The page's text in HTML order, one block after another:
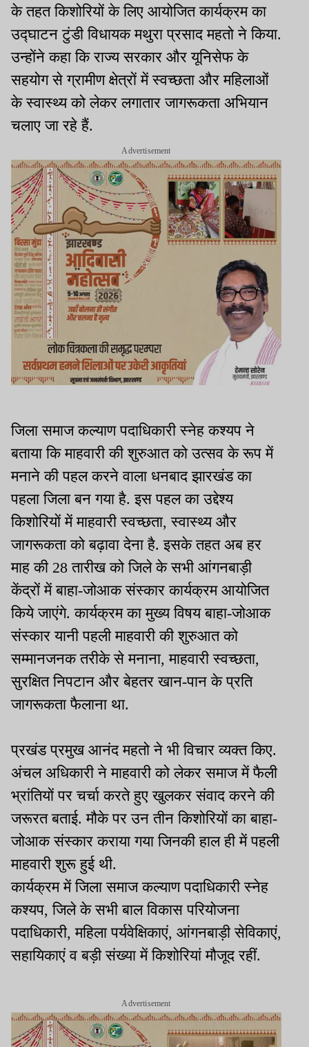
के तहत किशोरियों के लिए आयोजित कार्यक्रम का
उद्घाटन टुंडी विधायक मथुरा प्रसाद महतो ने किया.
उन्होंने कहा कि राज्य सरकार और यूनिसेफ के
सहयोग से ग्रामीण क्षेत्रों में स्वच्छता और महिलाओं
के स्वास्थ्य को लेकर लगातार जागरूकता अभियान
चलाए जा रहे हैं.
Advertisement
जिला समाज कल्याण पदाधिकारी स्नेह कश्यप ने
बताया कि माहवारी की शुरुआत को उत्सव के रूप में
मनाने की पहल करने वाला धनबाद झारखंड का
पहला जिला बन गया है. इस पहल का उद्देश्य
किशोरियों में माहवारी स्वच्छता, स्वास्थ्य और
जागरूकता को बढ़ावा देना है. इसके तहत अब हर
माह की 28 तारीख को जिले के सभी आंगनबाड़ी
केंद्रों में बाहा-जोआक संस्कार कार्यक्रम आयोजित
किये जाएंगे. कार्यक्रम का मुख्य विषय बाहा-जोआक
संस्कार यानी पहली माहवारी की शुरुआत को
सम्मानजनक तरीके से मनाना, माहवारी स्वच्छता,
सुरक्षित निपटान और बेहतर खान-पान के प्रति
जागरूकता फैलाना था.
प्रखंड प्रमुख आनंद महतो ने भी विचार व्यक्त किए.
अंचल अधिकारी ने माहवारी को लेकर समाज में फैली
भ्रांतियों पर चर्चा करते हुए खुलकर संवाद करने की
जरूरत बताई. मौके पर उन तीन किशोरियों का बाहा-
जोआक संस्कार कराया गया जिनकी हाल ही में पहली
माहवारी शुरू हुई थी.
कार्यक्रम में जिला समाज कल्याण पदाधिकारी स्नेह
कश्यप, जिले के सभी बाल विकास परियोजना
पदाधिकारी, महिला पर्यवेक्षिकाएं, आंगनबाड़ी सेविकाएं,
सहायिकाएं व बड़ी संख्या में किशोरियां मौजूद रहीं.
Advertisement